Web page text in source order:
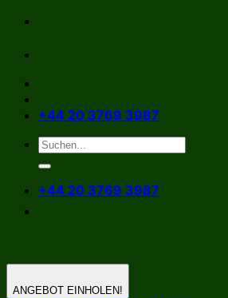
Zum
springen
+44 20 3769 3987
+44 20 3769 3987
ANGEBOT EINHOLEN!